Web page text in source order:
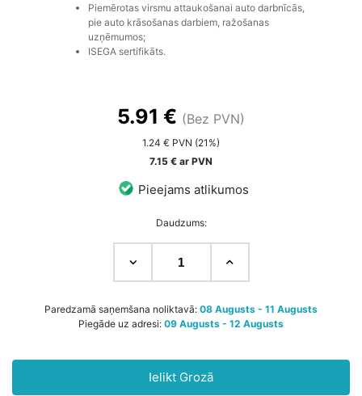
Piemērotas virsmu attaukošanai auto darbnīcās,
pie auto krāsošanas darbiem, ražošanas
uzņēmumos;
ISEGA sertifikāts.
5.91 € (Bez PVN)
1.24 € PVN (21%)
7.15 € ar PVN
Pieejams atlikumos
Daudzums:
Paredzamā saņemšana noliktavā: 08 Augusts - 11 Augusts
Piegāde uz adresi: 09 Augusts - 12 Augusts
Ielikt Grozā